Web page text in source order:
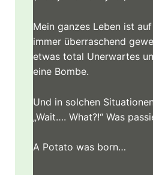
Mein ganzes Leben ist
immer überraschend
etwas total Unerwartes
eine Bombe.
Und in solchen
„Wait…. What?!“ Was
A Potato was born…